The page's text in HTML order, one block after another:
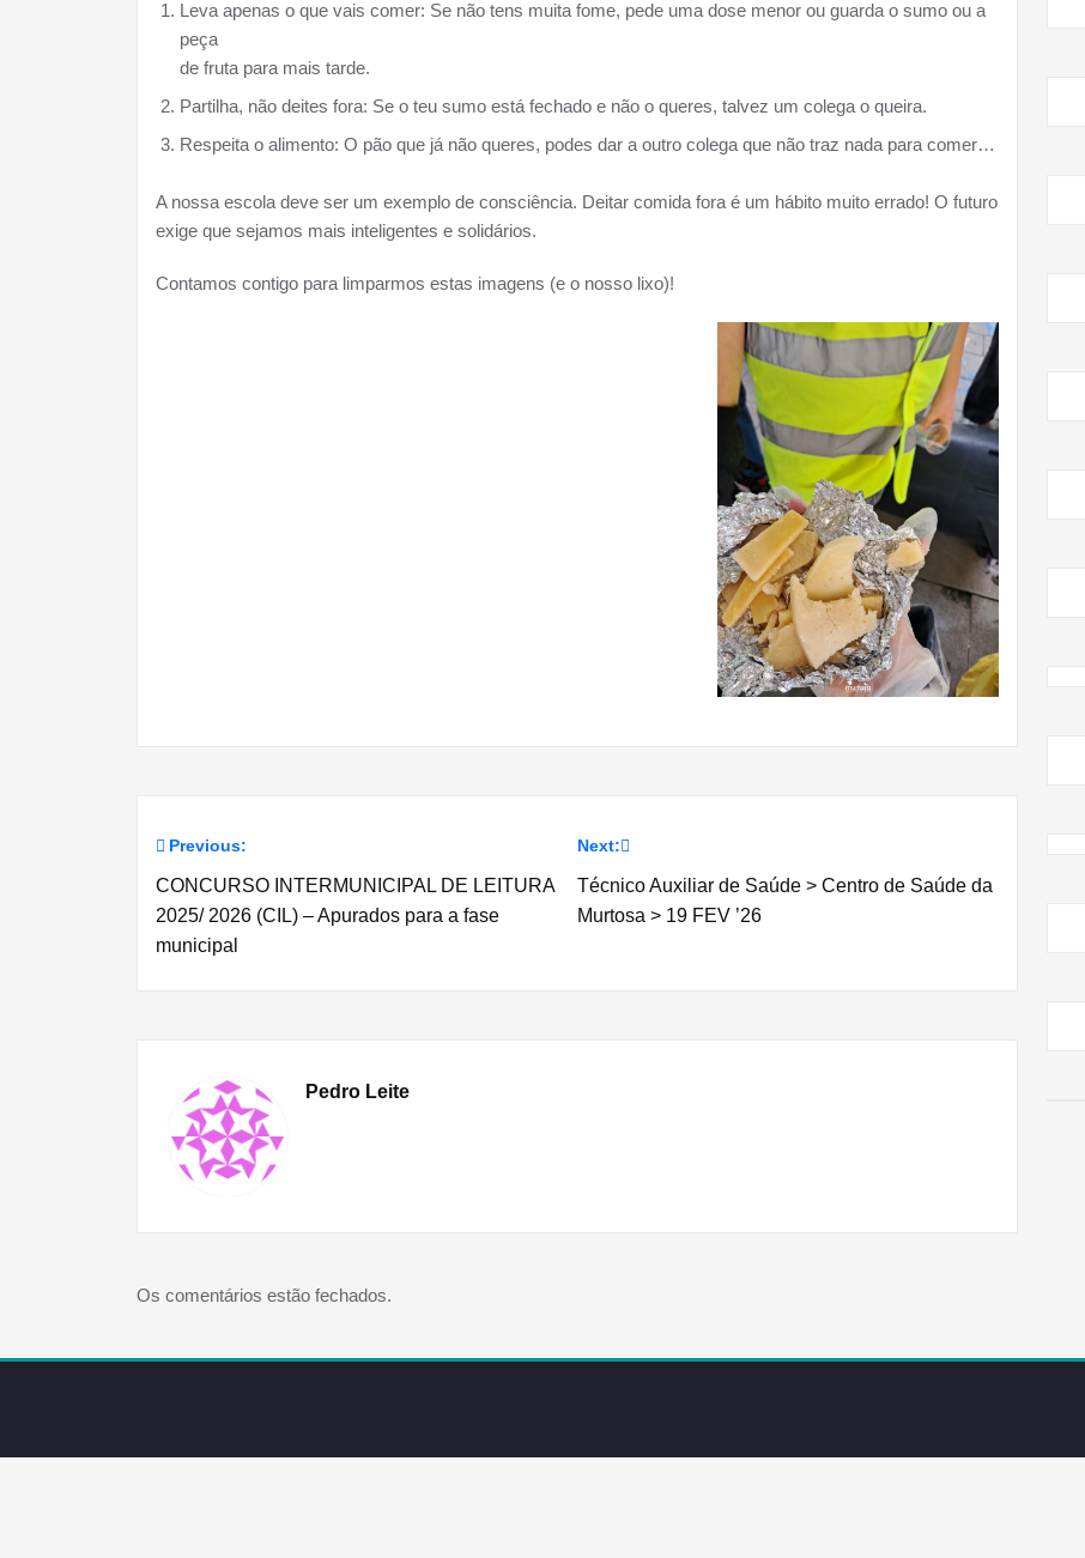
Leva apenas o que vais comer: Se não tens muita fome, pede uma dose menor ou guarda o sumo ou a
peça
de fruta para mais tarde.
Partilha, não deites fora: Se o teu sumo está fechado e não o queres, talvez um colega o queira.
Respeita o alimento: O pão que já não queres, podes dar a outro colega que não traz nada para comer…
A nossa escola deve ser um exemplo de consciência. Deitar comida fora é um hábito muito errado! O futuro
exige que sejamos mais inteligentes e solidários.
Contamos contigo para limparmos estas imagens (e o nosso lixo)!
Navegação
de
Previous:
CONCURSO INTERMUNICIPAL DE LEITURA
2025/ 2026 (CIL) – Apurados para a fase
municipal
Next:
Técnico Auxiliar de Saúde > Centro de Saúde da
Murtosa > 19 FEV ’26
Pedro Leite
Os comentários estão fechados.